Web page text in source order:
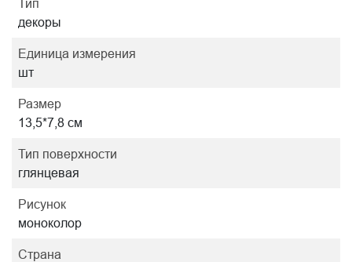
декоры
Единица измерения
шт
Размер
13,5*7,8 см
Тип поверхности
глянцевая
Рисунок
моноколор
Страна